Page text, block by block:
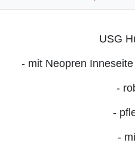
USG
- mit Neopren
-
-
-